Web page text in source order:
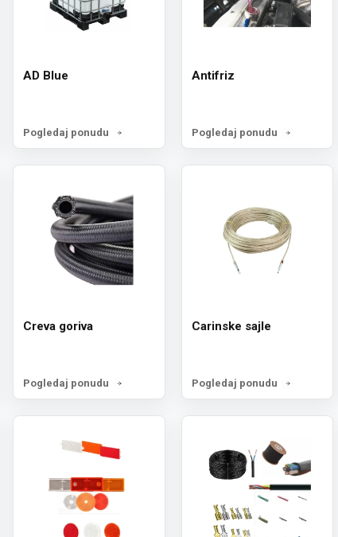
AD Blue
Pogledaj ponudu
Antifriz
Pogledaj ponudu
Creva goriva
Pogledaj ponudu
Carinske sajle
Pogledaj ponudu